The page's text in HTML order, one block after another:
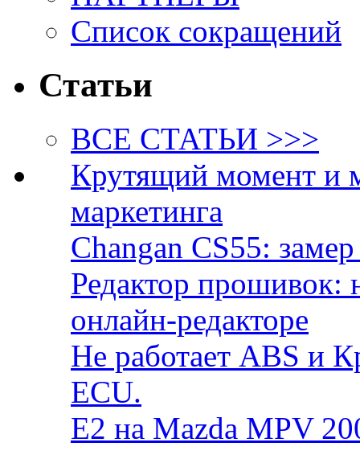
Список сокращений
Статьи
ВСЕ СТАТЬИ >>>
Крутящий момент и
маркетинга
Changan CS55:
Редактор прошивок:
онлайн-редакторе
Не работает ABS и
ECU.
E2 на Mazda MPV